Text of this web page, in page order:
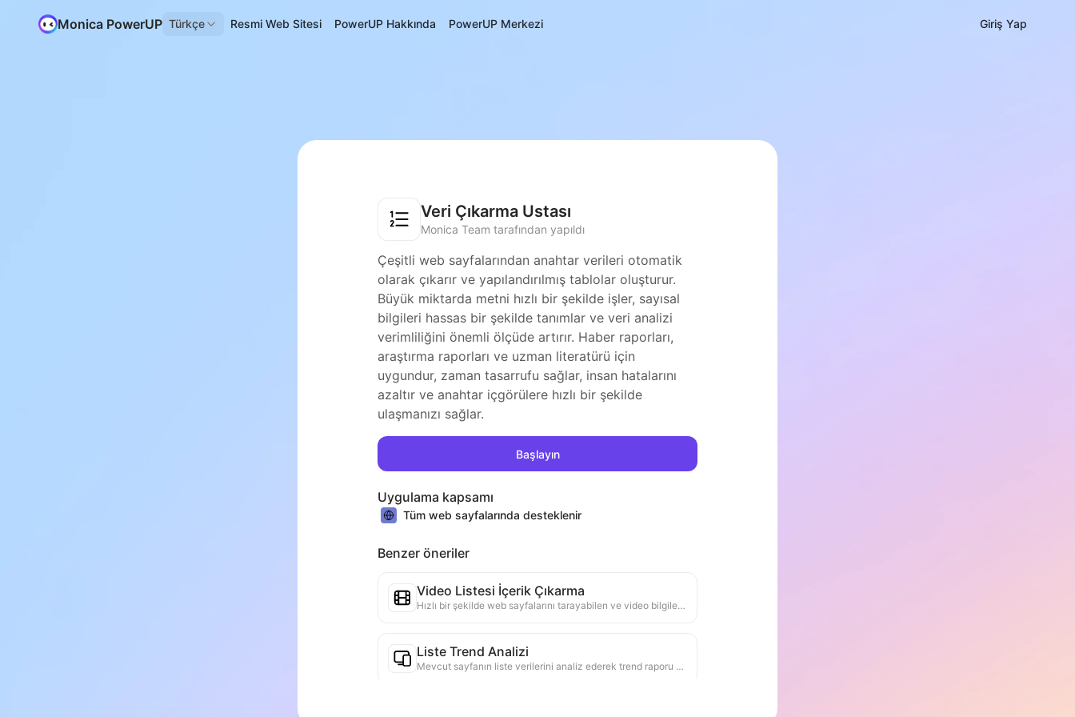
Monica PowerUP Türkçe Resmi Web Sitesi PowerUP Hakkında PowerUP Merkezi Giriş Yap
Veri Çıkarma Ustası
Monica Team tarafından yapıldı
Çeşitli web sayfalarından anahtar verileri otomatik
olarak çıkarır ve yapılandırılmış tablolar oluşturur.
Büyük miktarda metni hızlı bir şekilde işler, sayısal
bilgileri hassas bir şekilde tanımlar ve veri analizi
verimliliğini önemli ölçüde artırır. Haber raporları,
araştırma raporları ve uzman literatürü için
uygundur, zaman tasarrufu sağlar, insan hatalarını
azaltır ve anahtar içgörülere hızlı bir şekilde
ulaşmanızı sağlar.
Başlayın
Uygulama kapsamı
Tüm web sayfalarında desteklenir
Benzer öneriler
Video Listesi İçerik Çıkarma
Hızlı bir şekilde web sayfalarını tarayabilen ve video bilgilerini yapılandırılmış Markdown tablosuna düzenleyebilen verimli bir web video içerik çıkarma aracı.
Liste Trend Analizi
Mevcut sayfanın liste verilerini analiz ederek trend raporu oluşturun. Popüler kategorileri, hızla yükselen ürün türlerini ve yeni teknolojileri tanımlayın. En son ürün trendlerini ve pazar hareketlerini anlamanıza yardımcı olacak anlık pazar içgörüleri sağlayın.